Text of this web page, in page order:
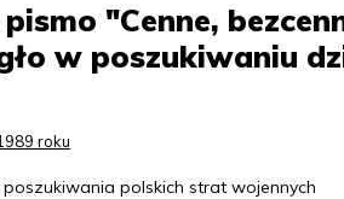
"Cenne,
w poszukiwaniu
roku
polskich strat wojennych